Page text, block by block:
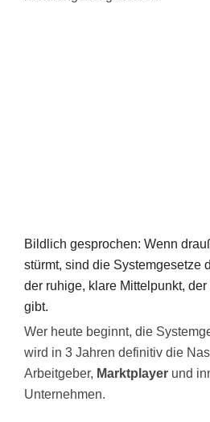
Bildlich gesprochen: Wenn
stürmt, sind die Systemgesetze
der ruhige, klare Mittelpunkt,
gibt.
Wer heute beginnt, die
wird in 3 Jahren definitiv die
Arbeitgeber, Marktplayer und
Unternehmen.